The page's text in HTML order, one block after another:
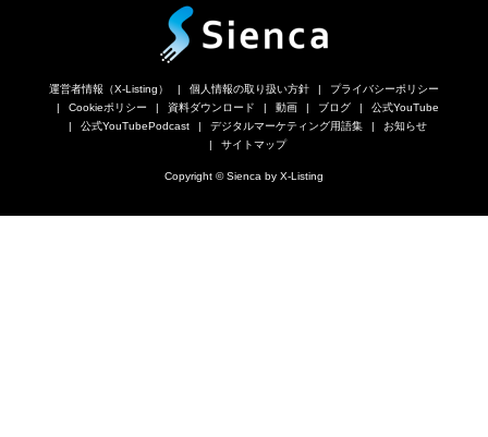
運営者情報（X-Listing） 個人情報の取り扱い方針
プライバシーポリシー
Cookieポリシー
資料ダウンロード 動画 ブログ
公式YouTube
公式YouTubePodcast
デジタルマーケティング用語集
お知らせ
サイトマップ
Copyright © Sienca by X-Listing